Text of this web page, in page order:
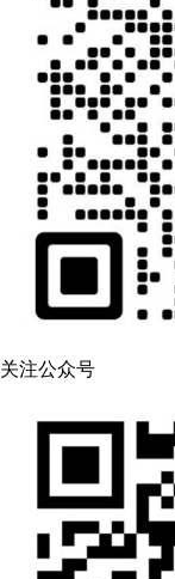
关注公众号